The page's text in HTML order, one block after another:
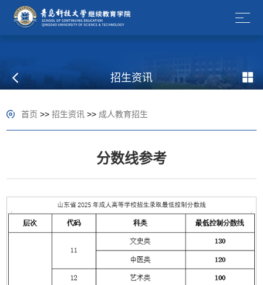
招生资讯
首页 >>招生资讯 >> 成人教育招生
分数线参考